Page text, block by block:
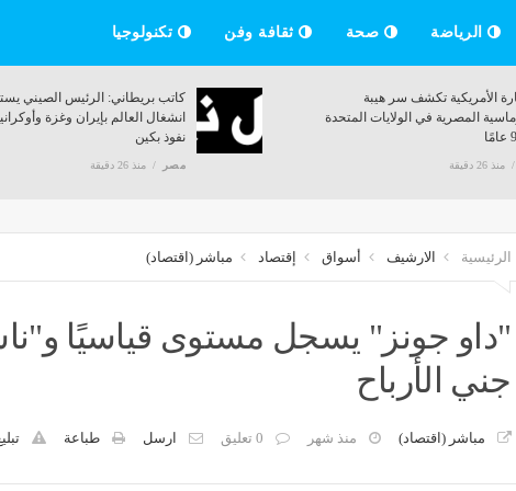
الرياضة صحة ثقافة وفن تكنولوجيا
السفارة الأمريكية تكشف سر هيبة
الدبلوماسية المصرية في الولايات
منذ 94 عامًا
مصر منذ 26 دقيقة
بالمجان على مدار أسبوع
منذ 26 دقيقة
الرئيسية الارشيف أسواق إقتصاد مباشر (اقتصاد)
"داو جونز" يسجل مستوى قياسيًا
جني الأرباح
مباشر (اقتصاد) منذ شهر 0 تعليق ارسل طباعة